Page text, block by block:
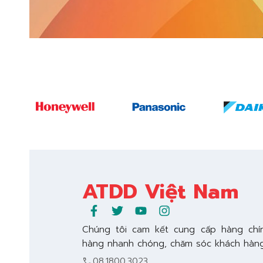
ATDD Việt Nam
Chúng tôi cam kết cung cấp hàng
hàng nhanh chóng, chăm sóc khách